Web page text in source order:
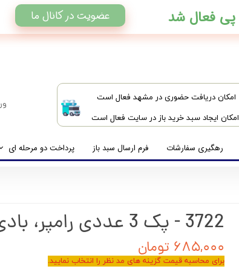
​امکان دریافت حضوری در مشهد فعال است
امکان ایجاد سبد خرید باز در سایت فعال است
رهگیری سفارشات فرم ارسال سبد باز پرداخت دو مرحله ای
عضویت در کانال ما
3722 - پک 3 عددی رامپر، بادی، پیشبند
۶۸۵,۰۰۰ تومان
برای محاسبه قیمت گزینه های مد نظر را انتخاب نمایید.